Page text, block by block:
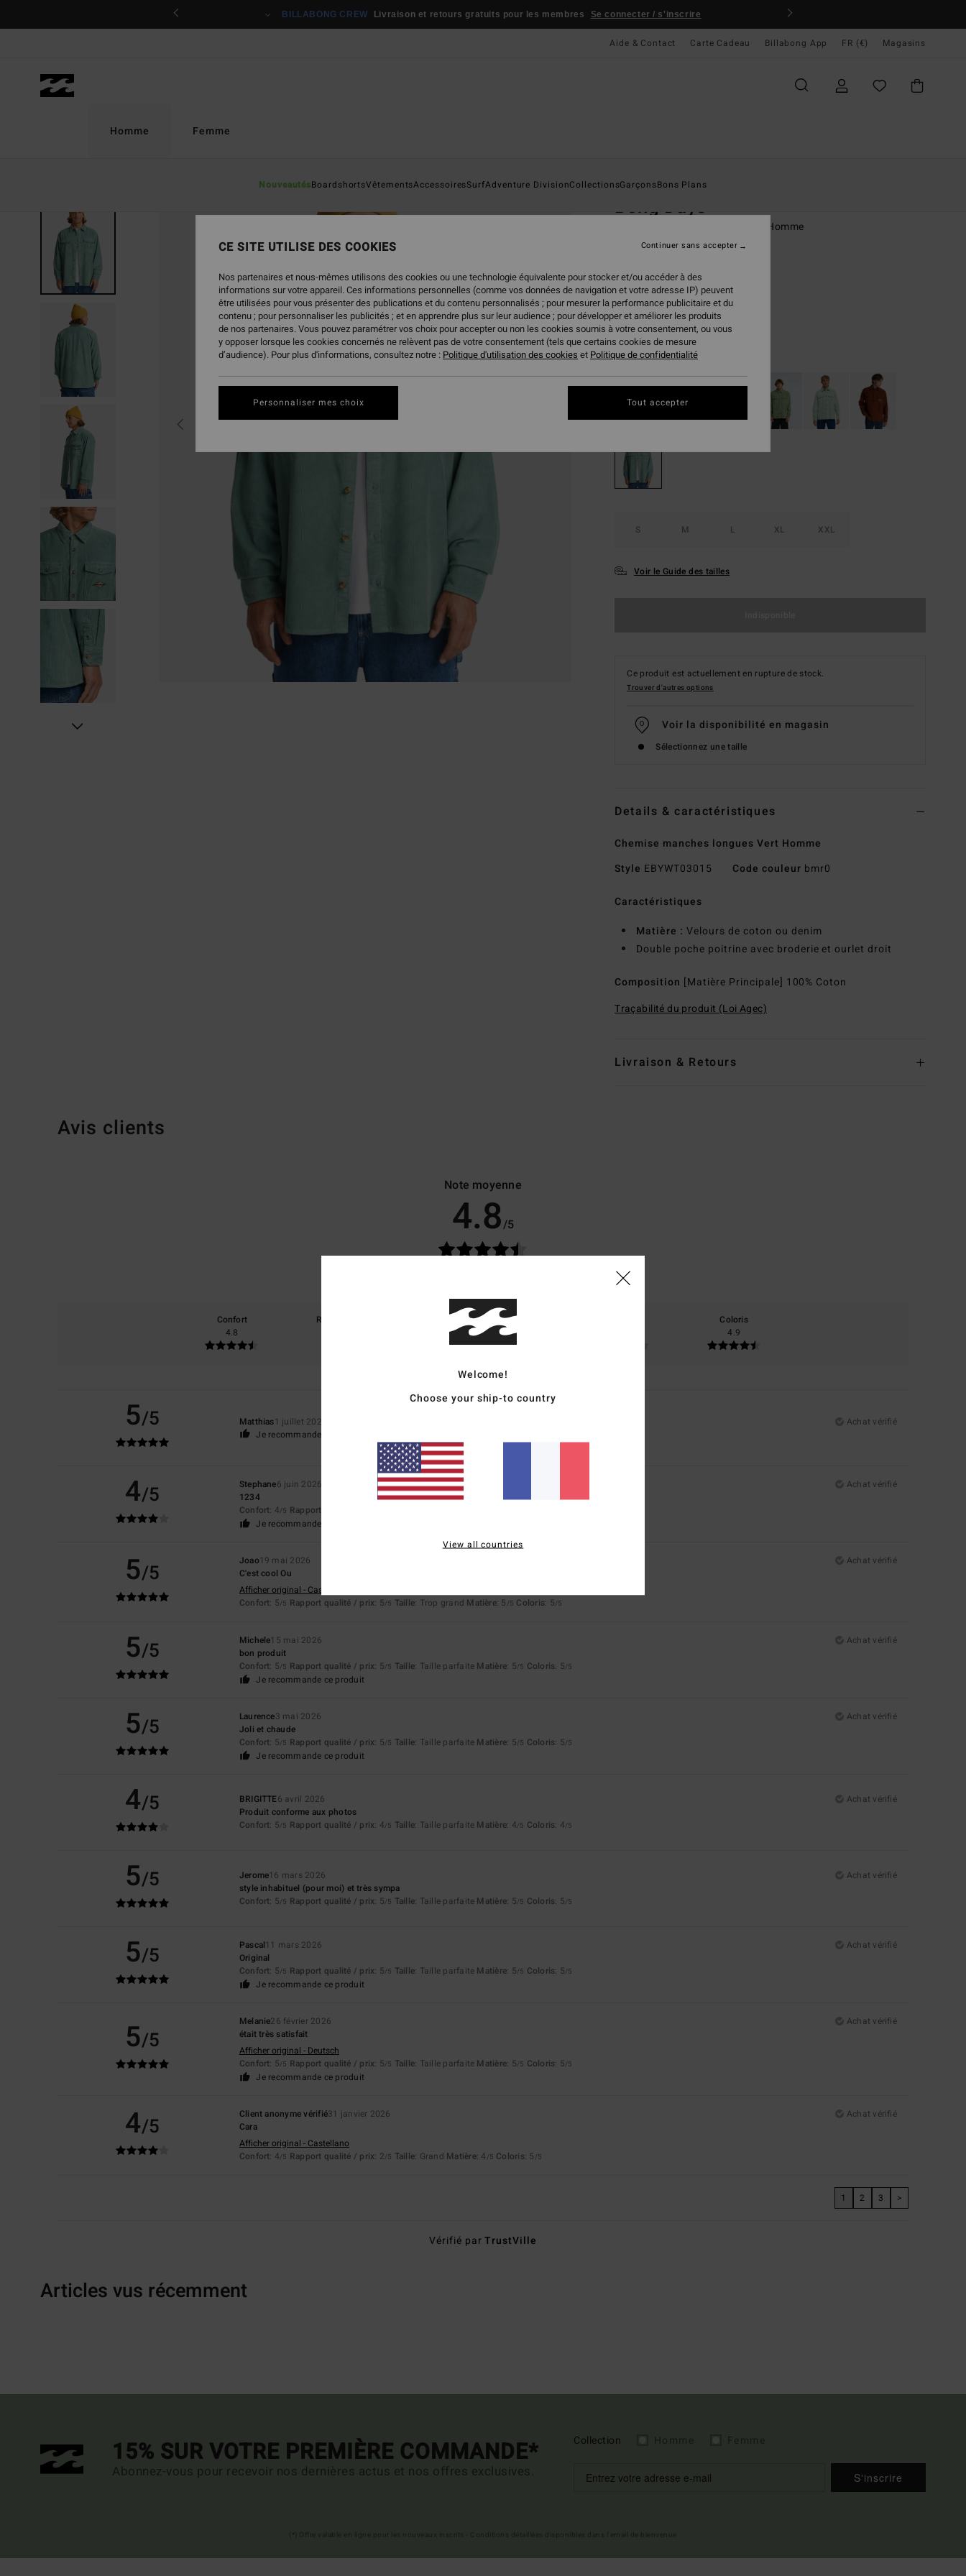
BILLABONG CREW Livraison et retours gratuits pour les membres Se connecter / s'inscrire
Aide & Contact Carte Cadeau Billabong App FR (€) Magasins
Homme
NouveautésBoardshortsVêtementsAccessoiresSurfAdventure DivisionCollectionsGarçonsBons Plans
Femme
Bong Days
Chemise manches longues Vert Homme
(26 Avis)
89,95 €
50%
44,98 €
BONS PLANS
CouleurSagebrush
S M L XL XXL
Voir le Guide des tailles
Ce produit est actuellement en rupture de stock.
Trouver d'autres options
Voir la disponibilité en magasin
Sélectionnez une taille
Details & caractéristiques
Chemise manches longues Vert Homme
Style EBYWT03015 Code couleur bmr0
Caractéristiques
Matière : Velours de coton ou denim
Double poche poitrine avec broderie et ourlet droit
Composition [Matière Principale] 100% Coton
Traçabilité du produit (Loi Agec)
Livraison & Retours
Avis clients
Note moyenne
4.8/5
Confort
4.8
Rapport qualité / prix
Taille
Coloris
4.9
5/5 Matthias1 juillet 2026
Achat vérifié
Je recommande ce produit
4/5 Stephane6 juin 2026
Achat vérifié
1234
Confort: 4/5 Rapport qualité / prix
Je recommande ce produit
5/5 Joao19 mai 2026
Achat vérifié
C'est cool Ou
Afficher original - Castellano
Confort: 5/5 Rapport qualité / prix: 5/5 Taille: Trop grand Matière: 5 /5 Coloris: 5/5
5/5 Michele15 mai 2026
Achat vérifié
bon produit
Confort: 5/5 Rapport qualité / prix: 5/5 Taille: Taille parfaite Matière: 5/5 Coloris: 5/5
Je recommande ce produit
5/5 Laurence3 mai 2026
Achat vérifié
Joli et chaude
Confort: 5/5 Rapport qualité / prix: 5/5 Taille: Taille parfaite Matière: 5/5 Coloris: 5/5
Je recommande ce produit
4/5 BRIGITTE6 avril 2026
Achat vérifié
Produit conforme aux photos
Confort: 5/5 Rapport qualité / prix: 4/5 Taille: Taille parfaite Matière: 4/5 Coloris: 4/5
5/5 Jerome16 mars 2026
Achat vérifié
style inhabituel (pour moi) et très sympa
Confort: 5/5 Rapport qualité / prix: 5/5 Taille: Taille parfaite Matière: 5/5 Coloris: 5/5
5/5 Pascal11 mars 2026
Achat vérifié
Original
Confort: 5/5 Rapport qualité / prix: 5/5 Taille: Taille parfaite Matière: 5/5 Coloris: 5/5
Je recommande ce produit
5/5
Melanie26 février 2026
Achat vérifié
était très satisfait
Afficher original - Deutsch
Confort: 5/5 Rapport qualité / prix: 5/5 Taille: Taille parfaite Matière: 5/5 Coloris: 5/5
Je recommande ce produit
4/5 Client anonyme vérifié31 janvier 2026
Achat vérifié
Cara
Afficher original - Castellano
Confort: 4/5 Rapport qualité / prix: 2/5 Taille: Grand Matière: 4 /5 Coloris: 5 /5
1 2 3 >
Vérifié parTrustVille
Articles vus récemment
15% SUR VOTRE PREMIÈRE COMMANDE*
Abonnez-vous pour recevoir nos dernières actus et nos offres exclusives.
Collection
S'inscrire
Welcome!
Choose your ship-to country
View all countries
CE SITE UTILISE DES COOKIES
Nos partenaires et nous-mêmes utilisons des cookies ou une technologie équivalente pour stocker et/ou accéder à des
informations sur votre appareil. Ces informations personnelles (comme vos données de navigation et votre adresse IP) peuvent
être utilisées pour vous présenter des publications et du contenu personnalisés ; pour mesurer la performance publicitaire et du
contenu ; pour personnaliser les publicités ; et en apprendre plus sur leur audience ; pour développer et améliorer les produits
de nos partenaires. Vous pouvez paramétrer vos choix pour accepter ou non les cookies soumis à votre consentement, ou vous
y opposer lorsque les cookies concernés ne relèvent pas de votre consentement (tels que certains cookies de mesure
d’audience). Pour plus d'informations, consultez notre : Politique d'utilisation des cookies et Politique de confidentialité
Personnaliser mes choix
Continuer sans accepter
Tout accepter